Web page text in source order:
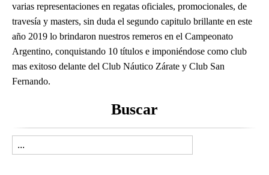
varias representaciones en regatas oficiales, promocionales, de
travesía y masters, sin duda el segundo capitulo brillante en este
año 2019 lo brindaron nuestros remeros en el Campeonato
Argentino, conquistando 10 títulos e imponiéndose como club
mas exitoso delante del Club Náutico Zárate y Club San
Fernando.
Buscar